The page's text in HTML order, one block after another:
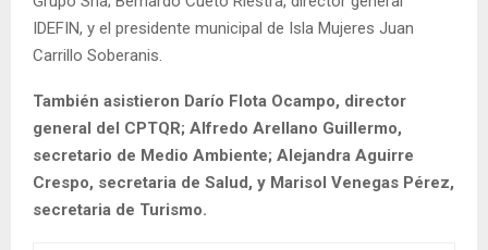
IDEFIN, y el presidente municipal de Isla Mujeres Juan
Carrillo Soberanis.
También asistieron Darío Flota Ocampo, director
general del CPTQR; Alfredo Arellano Guillermo,
secretario de Medio Ambiente; Alejandra Aguirre
Crespo, secretaria de Salud, y Marisol Venegas Pérez,
secretaria de Turismo.